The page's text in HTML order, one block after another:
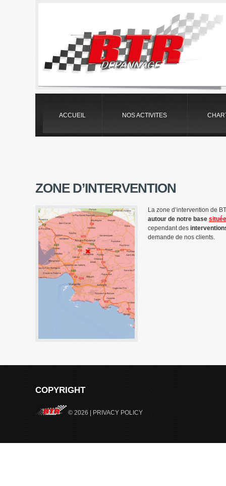
ACCUEIL NOS ACTIVITES
ZONE D’INTERVENTION
La zone d’intervention de
autour de notre base
cependant des
demande de nos clients.
COPYRIGHT
© 2026 | PRIVACY POLICY